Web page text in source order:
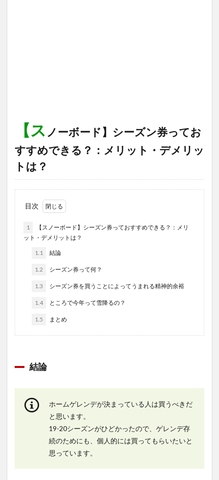
【ス ノーボード】シーズン券ってお
すすめできる？：メリット・デメリッ
トは？
目次
1
【スノーボード】シーズン券っておすすめできる？：メリ
ット・デメリットは？
1.1 結論
1.2 シーズン券って何？
1.3 シーズン券を買うことによってうまれる精神的余裕
1.4 ところで今年って雪降るの？
1.5 まとめ
結論
ホームゲレンデが決まっている人は買うべき だ
と思います。
19-20シーズンがひどかったので、 ゲレンデ存
続のためにも、個人的には買ってもらいたいと
思っています。